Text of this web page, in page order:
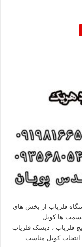
فلزیاب از بخش های
ها کویل
فلزیاب ، دیسک فلزیاب
انتخاب کویل مناسب